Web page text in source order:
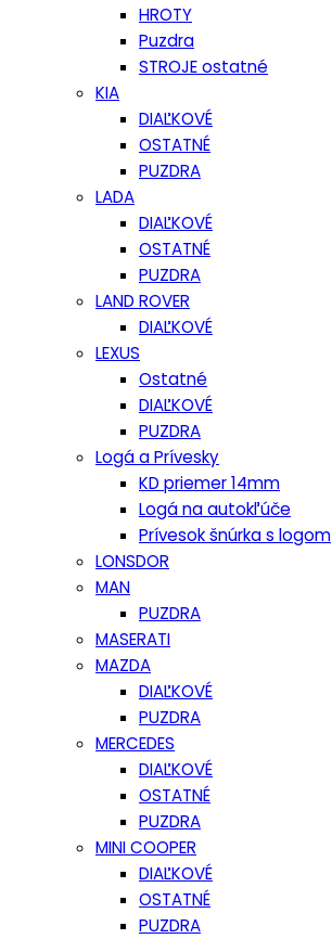
HROTY
Puzdra
STROJE ostatné
KIA
DIAĽKOVÉ
OSTATNÉ
PUZDRA
LADA
DIAĽKOVÉ
OSTATNÉ
PUZDRA
LAND ROVER
DIAĽKOVÉ
LEXUS
Ostatné
DIAĽKOVÉ
PUZDRA
Logá a Prívesky
KD priemer 14mm
Logá na autokľúče
Prívesok šnúrka s logom
LONSDOR
MAN
PUZDRA
MASERATI
MAZDA
DIAĽKOVÉ
PUZDRA
MERCEDES
DIAĽKOVÉ
OSTATNÉ
PUZDRA
MINI COOPER
DIAĽKOVÉ
OSTATNÉ
PUZDRA